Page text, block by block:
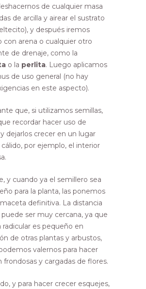
de cualquier masa
de arcilla y airear el sustrato
y después iremos
con arena o cualquier otro
de drenaje, como la
o la perlita. Luego aplicamos
de uso general (no hay
en este aspecto).
que, si utilizamos semillas,
recordar hacer uso de
dejarlos crecer en un lugar
por ejemplo, el interior
y cuando ya el semillero sea
para la planta, las ponemos
definitiva. La distancia
ser muy cercana, ya que
radicular es pequeño en
de otras plantas y arbustos,
valernos para hacer
frondosas y cargadas de flores.
y para hacer crecer esquejes,